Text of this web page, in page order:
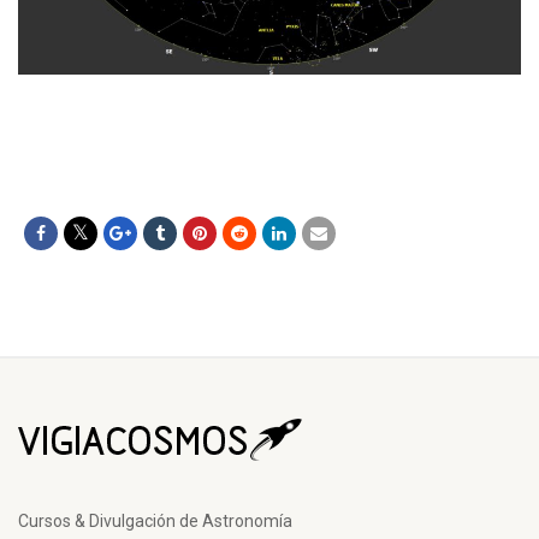
Cursos & Divulgación de Astronomía